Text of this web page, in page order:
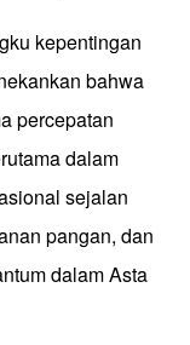
kepentingan
bahwa
percepatan
dalam
sejalan
pangan, dan
dalam Asta